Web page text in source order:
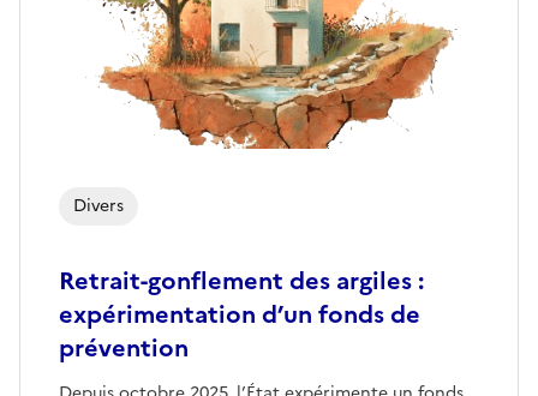
Retrait-gonflement des argiles :
expérimentation d’un fonds de
prévention
Divers